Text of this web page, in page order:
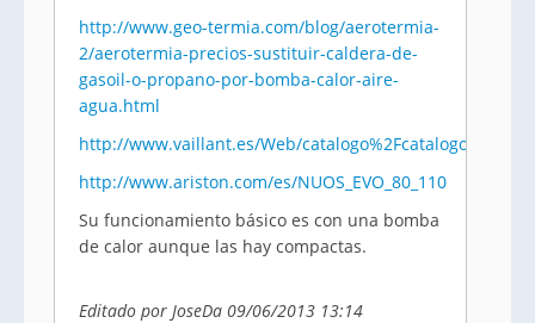
http://www.geo-termia.com/blog/aerotermia-
2/aerotermia-precios-sustituir-caldera-de-
gasoil-o-propano-por-bomba-calor-aire-
agua.html
http://www.vaillant.es/Web/
http://www.ariston.com/es/NUOS_EVO_80_110
Su funcionamiento básico es con una bomba
de calor aunque las hay compactas.
Editado por JoseDa 09/06/2013 13:14